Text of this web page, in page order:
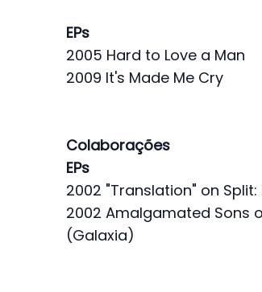
EPs
2005 Hard to Love a Man
2009 It's Made Me Cry
Colaborações
EPs
2002 "Translation" on Split:
2002 Amalgamated Sons
(Galaxia)